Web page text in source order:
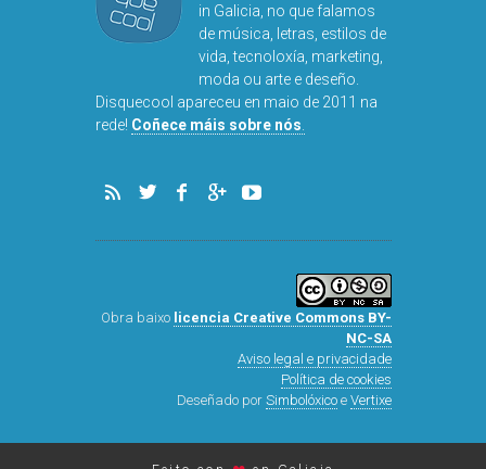
in Galicia, no que falamos
de música, letras, estilos de
vida, tecnoloxía, marketing,
moda ou arte e deseño.
Disquecool apareceu en maio de 2011 na
rede! Coñece máis sobre nós
Obra baixo licencia Creative Commons BY-
NC-SA
Aviso legal e privacidade
Política de cookies
Deseñado por Simbolóxicoe Vertixe